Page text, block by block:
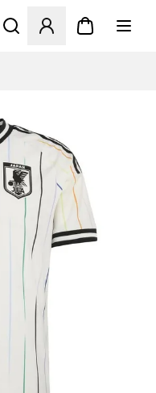
Opent een venster om in